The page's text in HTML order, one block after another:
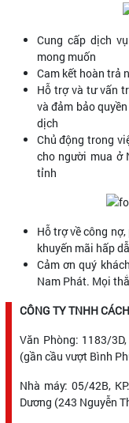
Cung cấp dịch
mong muốn
Cam kết hoàn trả
Hỗ trợ và tư vấn
và đảm bảo
dịch
Chủ động trong
cho người mua ở
tỉnh
Hỗ trợ về công
khuyến mãi hấp
Cảm ơn quý
Nam Phát. Mọi
CÔNG TY TNHH
Văn Phòng: 1183/
(gần cầu vượt Bình
Nhà máy: 05/42B,
Dương (243 Nguyễn